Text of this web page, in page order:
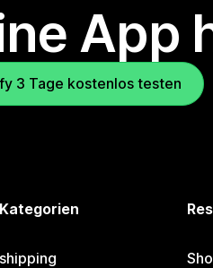
App
3 Tage kostenlos testen